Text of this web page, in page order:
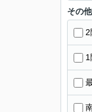
その他
2